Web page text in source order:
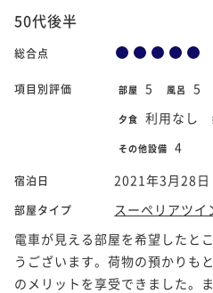
50代後半
総合点
項目別評価 部屋 5 風呂 5
夕食 利用なし
その他設備 4
宿泊日 2021年3月28日
部屋タイプ
スーペリアツ
電車が見える部屋を希望したと
うございます。荷物の預かりも
のメリットを享受できました。